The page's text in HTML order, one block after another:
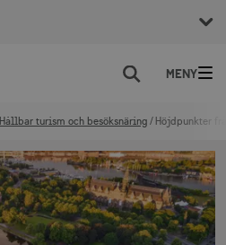
Sök
Hållbar turism och besöksnäring Höjdpunkter